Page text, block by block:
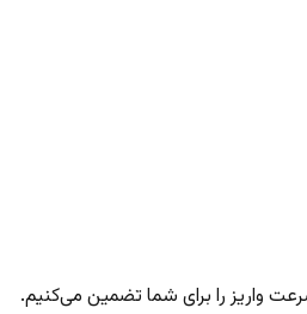
واریز را برای شما تضمین می‌کنیم.